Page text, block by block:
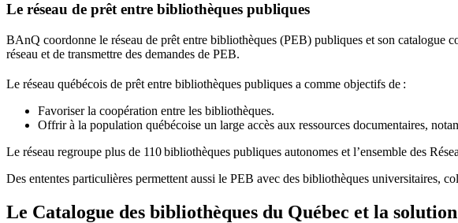
Le réseau de prêt entre bibliothèques publiques
BAnQ coordonne le réseau de prêt entre bibliothèques (PEB) publiques et son
réseau et de transmettre des demandes de PEB.
Le réseau québécois de prêt entre bibliothèques publiques a comme objectifs de :
Favoriser la coopération entre les bibliothèques.
Offrir à la population québécoise un large accès aux ressources documentaires,
Le réseau regroupe plus de 110bibliothèques publiques autonomes et l’ensemble des Ré
Des ententes particulières permettent aussi le PEB avec des bibliothèques universitaires,
Le Catalogue des bibliothèques du Québec et la